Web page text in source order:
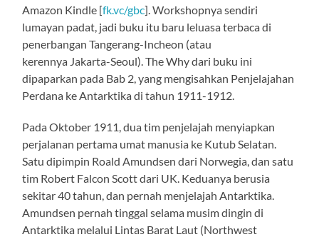
Amazon Kindle [fk.vc/gbc]. Workshopnya sendiri
lumayan padat, jadi buku itu baru leluasa terbaca di
penerbangan Tangerang-Incheon (atau
kerennya Jakarta-Seoul). The Why dari buku ini
dipaparkan pada Bab 2, yang mengisahkan Penjelajahan
Perdana ke Antarktika di tahun 1911-1912.
Pada Oktober 1911, dua tim penjelajah menyiapkan
perjalanan pertama umat manusia ke Kutub Selatan.
Satu dipimpin Roald Amundsen dari Norwegia, dan satu
tim Robert Falcon Scott dari UK. Keduanya berusia
sekitar 40 tahun, dan pernah menjelajah Antarktika.
Amundsen pernah tinggal selama musim dingin di
Antarktika melalui Lintas Barat Laut (Northwest